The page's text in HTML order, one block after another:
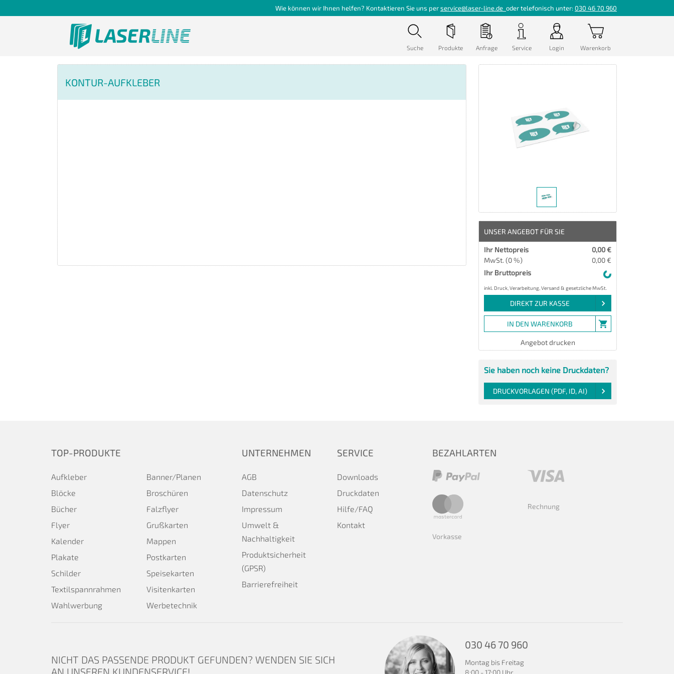
Wie können wir Ihnen helfen? Kontaktieren Sie uns perservice@laser-line.de oder telefonisch unter: 030 46 70 960
Suche Produkte Anfrage Service Login Warenkorb
KONTUR-AUFKLEBER
UNSER ANGEBOT FÜR SIE
Ihr Nettopreis
0,00 €
MwSt. (0 %)
0,00 €
Ihr Bruttopreis
inkl. Druck, Verarbeitung, Versand & gesetzliche MwSt.
DIREKT ZUR KASSE
IN DEN WARENKORB
Angebot drucken
Sie haben noch keine Druckdaten?
DRUCKVORLAGEN (PDF, ID, AI)
TOP-PRODUKTE
Aufkleber
Banner/Planen
Blöcke
Broschüren
Bücher
Falzflyer
Flyer
Grußkarten
Kalender
Mappen
Plakate
Postkarten
Schilder
Speisekarten
Textilspannrahmen
Visitenkarten
Wahlwerbung
Werbetechnik
UNTERNEHMEN
AGB
Datenschutz
Impressum
Umwelt &
Nachhaltigkeit
Produktsicherheit
(GPSR)
Barrierefreiheit
SERVICE
Downloads
Druckdaten
Hilfe/FAQ
Kontakt
BEZAHLARTEN
Rechnung
Vorkasse
NICHT DAS PASSENDE PRODUKT GEFUNDEN? WENDEN SIE SICH
AN UNSEREN KUNDENSERVICE!
030 46 70 960
Montag bis Freitag
8:00 - 17:00 Uhr